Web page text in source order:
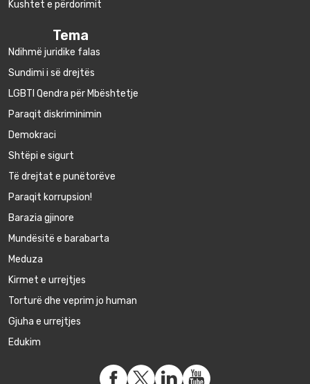
Kushtet e përdorimit
Tema
Ndihmë juridike falas
Sundimi i së drejtës
LGBTI Qendra për Mbështetje
Paraqit diskriminimin
Demokraci
Shtëpi e sigurt
Të drejtat e punëtorëve
Paraqit korrupsion!
Barazia gjinore
Mundësitë e barabarta
Meduza
Kirmet e urrejtjes
Torturë dhe veprim jo human
Gjuha e urrejtjes
Edukim